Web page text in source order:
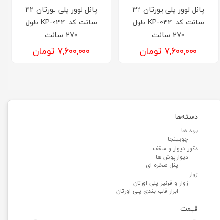
دسته‌ها
برند ها
چوبینجا
دکور دیوار و سقف
دیوارپوش ها
پنل صخره ای
زوار
زوار و قرنیز پلی اورتان
ابزار قاب بندی پلی اورتان
قیمت
پانل لوور پلی یورتان 32
سانت کد KP-034 طول
270 سانت
۷,۶۰۰,۰۰۰ تومان
پانل لوور پلی یورتان 32
سانت کد KP-034 طول
۲۷۰ سانت
۷,۶۰۰,۰۰۰ تومان